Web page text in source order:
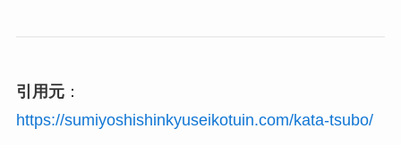
引用元：
https://sumiyoshishinkyuseikotuin.com/kata-tsubo/